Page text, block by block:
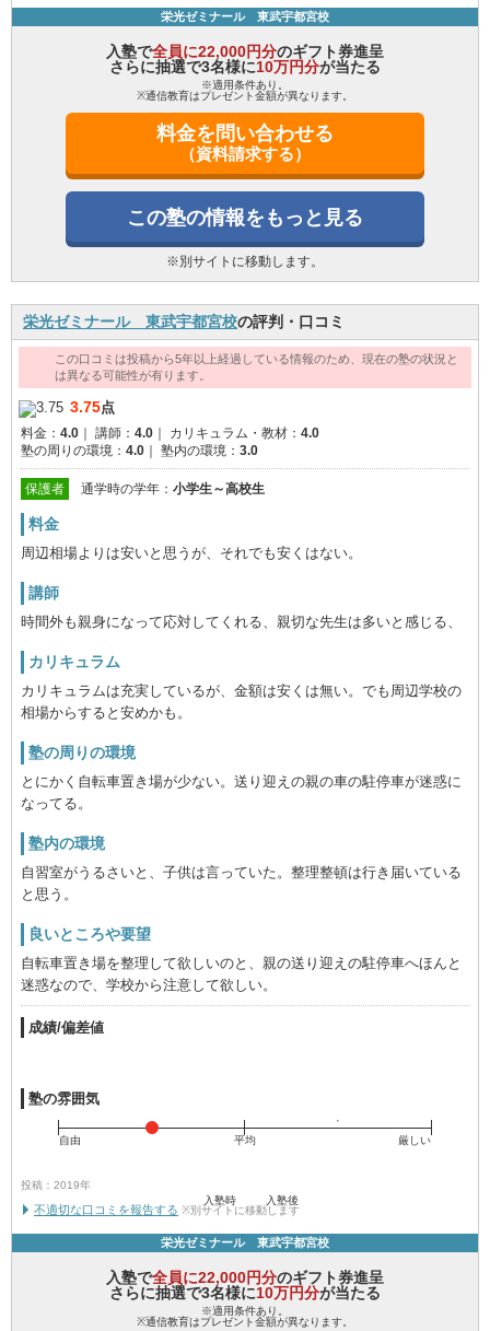
栄光ゼミナール 東武宇都宮校
入塾で全員に22,000円分のギフト券進呈
さらに抽選で3名様に10万円分が当たる
※適用条件あり。
※通信教育はプレゼント金額が異なります。
料金を問い合わせる
（資料請求する）
この塾の情報をもっと見る
※別サイトに移動します。
栄光ゼミナール 東武宇都宮校の評判・口コミ
この口コミは投稿から5年以上経過している情報のため、現在の塾の状況と
は異なる可能性が有ります。
3.75点
料金： 4.0 講師： 4.0 カリキュラム・教材： 4.0
塾の周りの環境： 4.0 塾内の環境： 3.0
保護者 通学時の学年： 小学生～高校生
料金
周辺相場よりは安いと思うが、それでも安くはない。
講師
時間外も親身になって応対してくれる、親切な先生は多いと感じる、
カリキュラム
カリキュラムは充実しているが、金額は安くは無い。でも周辺学校の
相場からすると安めかも。
塾の周りの環境
とにかく自転車置き場が少ない。送り迎えの親の車の駐停車が迷惑に
なってる。
塾内の環境
自習室がうるさいと、子供は言っていた。整理整頓は行き届いている
と思う。
良いところや要望
自転車置き場を整理して欲しいのと、親の送り迎えの駐停車へほんと
迷惑なので、学校から注意して欲しい。
成績/偏差値
入塾時 入塾後
塾の雰囲気
自由 平均 厳しい
投稿：2019年
不適切な口コミを報告する ※別サイトに移動します
栄光ゼミナール 東武宇都宮校
入塾で全員に22,000円分のギフト券進呈
さらに抽選で3名様に10万円分が当たる
※適用条件あり。
※通信教育はプレゼント金額が異なります。